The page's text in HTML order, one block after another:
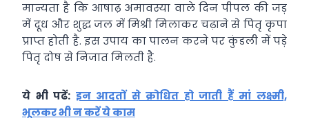
मान्यता है कि आषाढ़ अमावस्या वाले दिन पीपल की जड़
में दूध और शुद्ध जल में मिश्री मिलाकर चढ़ाने से पितृ कृपा
प्राप्त होती है. इस उपाय का पालन करने पर कुंडली में पड़े
पितृ दोष से निजात मिलती है.
ये भी पढें: इन आदतों से क्रोधित हो जाती हैं मां लक्ष्मी,
भूलकर भी न करें ये काम